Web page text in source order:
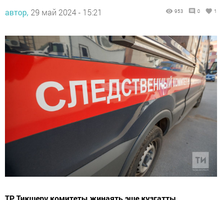
автор, 29 май 2024 - 15:21 953 0 1